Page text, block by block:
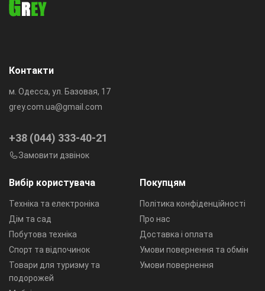
Вибір користувача
Техніка та електроніка
Дім та сад
Побутова техніка
Спорт та відпочинок
Товари для туризму та
подорожей
Покупцям
Політика конфіденційності
Про нас
Доставка і оплата
Умови повернення та обмін
Умови повернення
Контакти
м. Одесса, ул. Базовая, 17
grey.com.ua@gmail.com
+38 (044) 333-40-21
Замовити дзвінок